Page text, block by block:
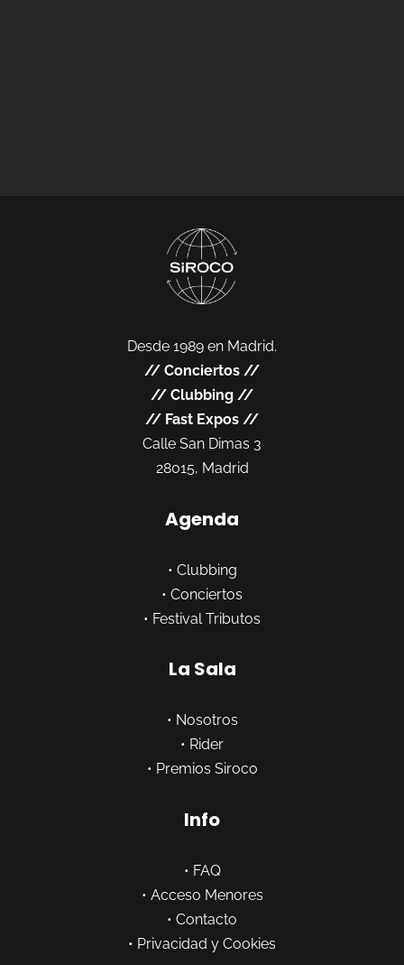
Desde 1989 en Madrid.
// Conciertos //
// Clubbing //
// Fast Expos //
Calle San Dimas 3
28015, Madrid
Agenda
• Clubbing
• Conciertos
• Festival Tributos
La Sala
• Nosotros
• Rider
• Premios Siroco
Info
• FAQ
• Acceso Menores
• Contacto
• Privacidad y Cookies